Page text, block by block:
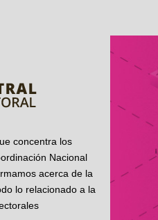
concentra los
Nacional
acerca de la
lo relacionado a la